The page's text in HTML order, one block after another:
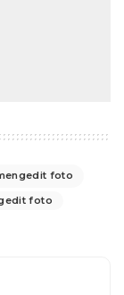
foto
foto